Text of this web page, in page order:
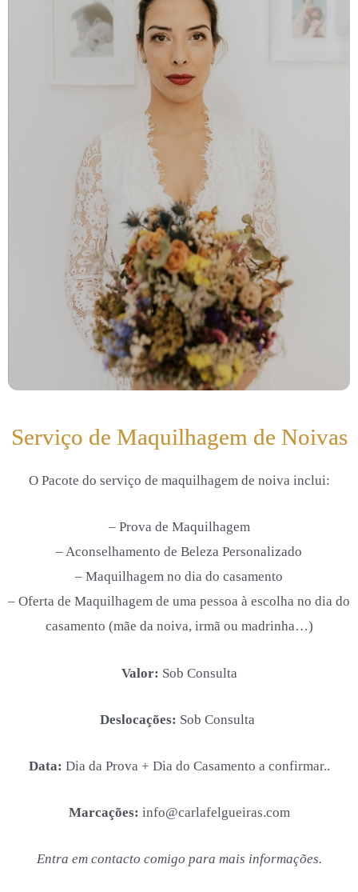
Serviço de Maquilhagem de Noivas
O Pacote do serviço de maquilhagem de noiva inclui:
– Prova de Maquilhagem
– Aconselhamento de Beleza Personalizado
– Maquilhagem no dia do casamento
– Oferta de Maquilhagem de uma pessoa à escolha no dia do
casamento (mãe da noiva, irmã ou madrinha…)
Valor: Sob Consulta
Deslocações: Sob Consulta
Data: Dia da Prova + Dia do Casamento a confirmar..
Marcações: info@carlafelgueiras.com
Entra em contacto comigo para mais informações.